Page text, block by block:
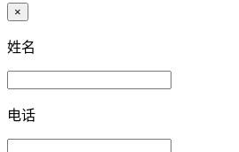
×
姓名
电话